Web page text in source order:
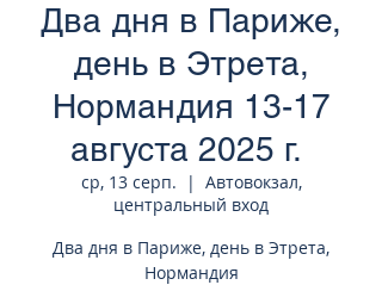
Два дня в Париже,
день в Этрета,
Нормандия 13-17
августа 2025 г.
ср, 13 серп.
  |
Автовокзал,
центральный вход
Два дня в Париже, день в Этрета,
Нормандия